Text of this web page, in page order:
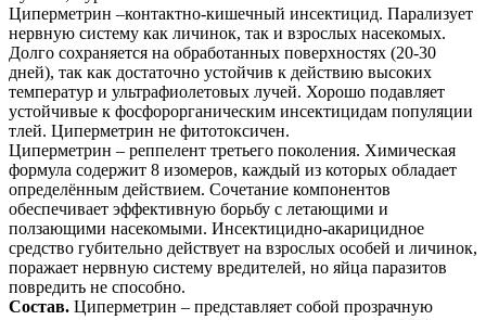
Циперметрин –контактно-кишечный инсектицид. Парализует
нервную систему как личинок, так и взрослых насекомых.
Долго сохраняется на обработанных поверхностях (20-30
дней), так как достаточно устойчив к действию высоких
температур и ультрафиолетовых лучей. Хорошо подавляет
устойчивые к фосфорорганическим инсектицидам популяции
тлей. Циперметрин не фитотоксичен.
Циперметрин – реппелент третьего поколения. Химическая
формула содержит 8 изомеров, каждый из которых обладает
определённым действием. Сочетание компонентов
обеспечивает эффективную борьбу с летающими и
ползающими насекомыми. Инсектицидно-акарицидное
средство губительно действует на взрослых особей и личинок,
поражает нервную систему вредителей, но яйца паразитов
повредить не способно.
Состав. Циперметрин – представляет собой прозрачную